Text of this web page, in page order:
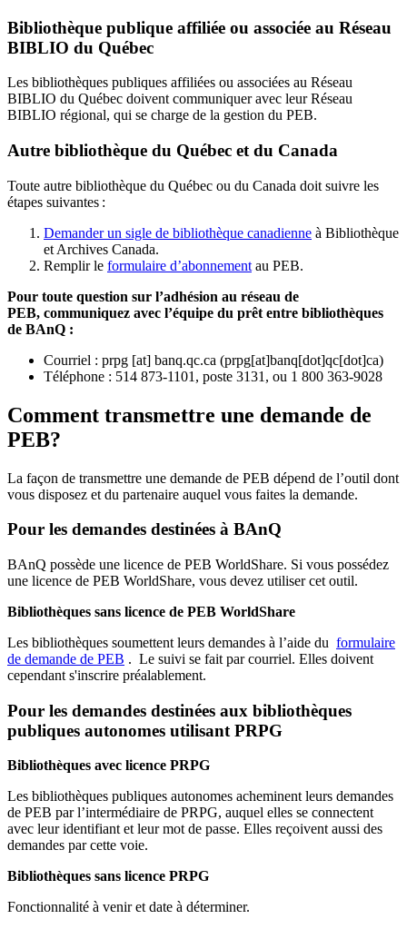
Bibliothèque publique affiliée ou associée au Réseau
BIBLIO du Québec
Les bibliothèques publiques affiliées ou associées au Réseau
BIBLIO du Québec doivent communiquer avec leur Réseau
BIBLIO régional, qui se charge de la gestion du PEB.
Autre bibliothèque du Québec et du Canada
Toute autre bibliothèque du Québec ou du Canada doit suivre les
étapes suivantes :
Demander un sigle de bibliothèque canadienne à Bibliothèque
et Archives Canada.
Remplir le formulaire d’abonnement au PEB.
Pour toute question sur l’adhésion au réseau de
PEB, communiquez avec l’équipe du prêt entre bibliothèques
de BAnQ :
Courriel : prpg [at] banq.qc.ca (prpg[at]banq[dot]qc[dot]ca)
Téléphone : 514 873-1101, poste 3131, ou 1 800 363-9028
Comment transmettre une demande de
PEB?
La façon de transmettre une demande de PEB dépend de l’outil dont
vous disposez et du partenaire auquel vous faites la demande.
Pour les demandes destinées à BAnQ
BAnQ possède une licence de PEB WorldShare. Si vous possédez
une licence de PEB WorldShare, vous devez utiliser cet outil.
Bibliothèques sans licence de PEB WorldShare
Les bibliothèques soumettent leurs demandes à l’aide du formulaire
de demande de PEB . Le suivi se fait par courriel. Elles doivent
cependant s'inscrire préalablement.
Pour les demandes destinées aux bibliothèques
publiques autonomes utilisant PRPG
Bibliothèques avec licence PRPG
Les bibliothèques publiques autonomes acheminent leurs demandes
de PEB par l’intermédiaire de PRPG, auquel elles se connectent
avec leur identifiant et leur mot de passe. Elles reçoivent aussi des
demandes par cette voie.
Bibliothèques sans licence PRPG
Fonctionnalité à venir et date à déterminer.